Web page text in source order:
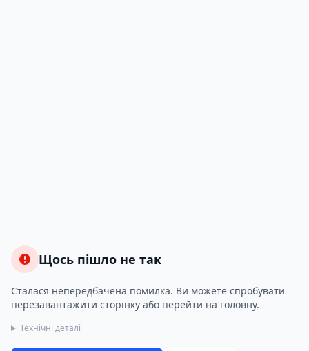
Щось пішло не так
Сталася непередбачена помилка. Ви можете спробувати
перезавантажити сторінку або перейти на головну.
Технічні деталі